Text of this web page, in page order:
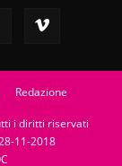
Redazione
i diritti riservati
11-2018